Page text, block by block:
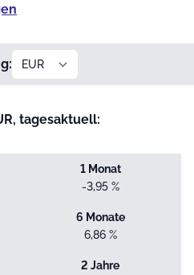
tagesaktuell:
1 Monat
-3,95 %
6 Monate
6,86 %
2 Jahre